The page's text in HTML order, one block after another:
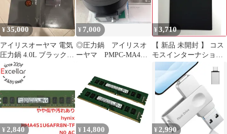
¥35,000
アイリスオーヤマ 電気
圧力鍋 4.0L ブラック
KPC-MA4-B
¥ 7,000
◎圧力鍋 アイリスオ
ーヤマ PMPC-MA4
¥3,710
【 新品 未開封 】 コス
モスインターナショナ
ル ポートフォリオ プレ
ミアム A4 PMA4BKE
未使用 送料無料
¥ 2,840 ¥ 14,800 ¥ 2,990